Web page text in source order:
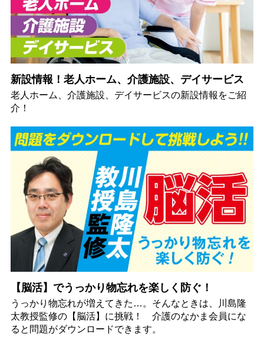
新設情報！老人ホーム、介護施設、デイサービス
老人ホーム、介護施設、デイサービスの新設情報をご紹
介！
【脳活】でうっかり物忘れを楽しく防ぐ！
うっかり物忘れが増えてきた…。そんなときは、川島隆
太教授監修の【脳活】に挑戦！ 介護のなかま会員にな
ると問題がダウンロードできます。